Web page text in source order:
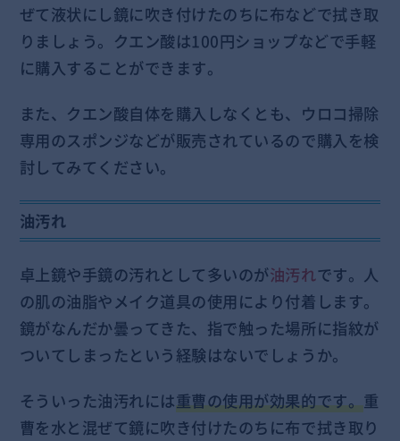
ぜて液状にし鏡に吹き付けたのちに布などで拭き取
りましょう。クエン酸は100円ショップなどで手軽
に購入することができます。
また、クエン酸自体を購入しなくとも、ウロコ掃除
専用のスポンジなどが販売されているので購入を検
討してみてください。
油汚れ
卓上鏡や手鏡の汚れとして多いのが油汚れです。人
の肌の油脂やメイク道具の使用により付着します。
鏡がなんだか曇ってきた、指で触った場所に指紋が
ついてしまったという経験はないでしょうか。
そういった油汚れには重曹の使用が効果的です。重
曹を水と混ぜて鏡に吹き付けたのちに布で拭き取り